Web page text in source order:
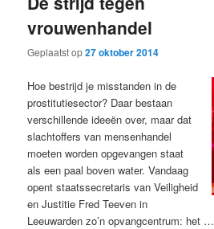
vrouwenhandel
Geplaatst op27 oktober 2014
Hoe bestrijd je misstanden in de
prostitutiesector? Daar bestaan
verschillende ideeën over, maar dat
slachtoffers van mensenhandel
moeten worden opgevangen staat
als een paal boven water. Vandaag
opent staatssecretaris van Veiligheid
en Justitie Fred Teeven in
Leeuwarden zo’n opvangcentrum: het …